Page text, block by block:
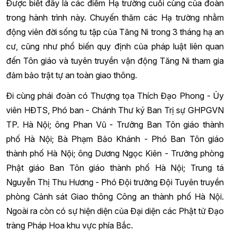
Được biết đây là các điểm Hạ trường cuối cùng của đoàn
trong hành trình này. Chuyến thăm các Hạ trường nhằm
động viên đời sống tu tập của Tăng Ni trong 3 tháng hạ an
cư, cũng như phổ biến quy định của pháp luật liên quan
đến Tôn giáo và tuyên truyền vận động Tăng Ni tham gia
đảm bảo trật tự an toàn giao thông.
Đi cùng phái đoàn có Thượng tọa Thích Đạo Phong - Ủy
viên HĐTS, Phó ban - Chánh Thư ký Ban Trị sự GHPGVN
TP. Hà Nội; ông Phan Vũ - Trưởng Ban Tôn giáo thành
phố Hà Nội; Bà Phạm Bảo Khánh - Phó Ban Tôn giáo
thành phố Hà Nội; ông Dương Ngọc Kiên - Trưởng phòng
Phật giáo Ban Tôn giáo thành phố Hà Nội; Trung tá
Nguyễn Thị Thu Hương - Phó Đội trưởng Đội Tuyên truyền
phòng Cảnh sát Giao thông Công an thành phố Hà Nội.
Ngoài ra còn có sự hiện diện của Đại diện các Phật tử Đạo
tràng Pháp Hoa khu vực phía Bắc.